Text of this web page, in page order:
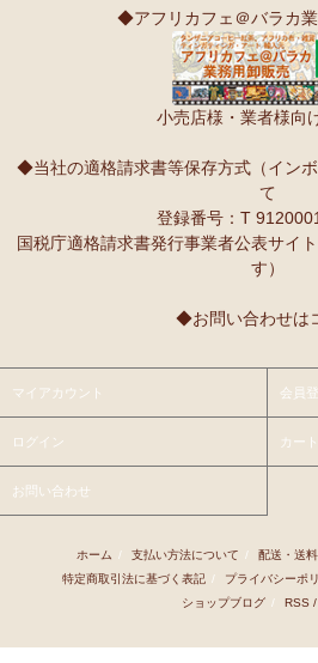
開催決定！【特別企画】ティン
に弟子入り体験ワークショップ
〈1日コース〉〈2日コース〉 参加予約
レギュラーカラー半袖シャツ～
【MOTTAINAI】～もったいな
り 賞味期限間近セール！
【予約開始】ティンガティンガ
テンゲ◇ハイクオリティ◇で仕立てた新
◇で仕立てた新作登場！『ニッポンの
手彫り金細工ジュエリー 新入荷
小学一年の授業で、世界の民話を読もう
ひげ』を読ませてもらいました。
クラスで読み聞かせをすると、子ども達
顔を見合わせて笑う子ども、お腹を抱え
ー！と声をあげて笑う子ども、、、
Ｓさまより ティンガティンガ・ア
先日購入させて頂いた絵は大変気にいって
また、ダウディのほかの作品を紹介して
す。他にも2点気になる作品があります。
アフリカらしいデザインで素敵です。形
今着けているネックレスと合わせて2つを
Ｙさまより 紅茶アフリカンプライ
ミルクティーで飲むとすごく美味しいです
Ｋさまより ■初めての方限定■全国
カ・バラカへのご感想
◆アフリカフェ＠バラカ
小売店様・業者様向
◆当社の適格請求書等保存方式（イン
て
登録番号：T
国税庁適格請求書発行事業者公表サイ
す）
◆お問い合わせは
マイアカウント 会員
ログイン カー
お問い合わせ
ホーム / 支払い方法について / 配送・送
特定商取引法に基づく表記 / プライバシーポ
ショップブログ / RSS /